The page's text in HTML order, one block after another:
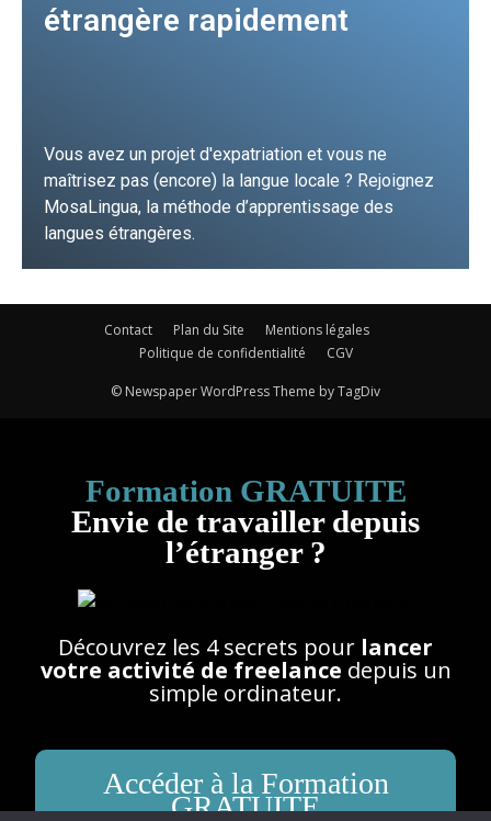
étrangère rapidement
Vous avez un projet d'expatriation et vous ne
maîtrisez pas (encore) la langue locale ? Rejoignez
MosaLingua, la méthode d’apprentissage des
langues étrangères.
Contact Plan du Site
Mentions légales
Politique de confidentialité
CGV
© Newspaper WordPress Theme by TagDiv
Formation GRATUITE
Envie de travailler depuis
l’étranger ?
Découvrez les 4 secrets pour lancer
votre activité de freelance depuis un
simple ordinateur.
Accéder à la Formation
GRATUITE